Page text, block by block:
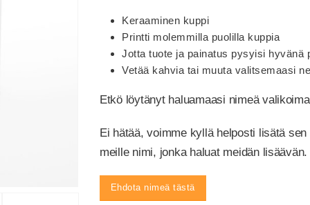
Keraaminen kuppi
Printti molemmilla puolilla kuppia
Jotta tuote ja painatus pysyisi hyvänä
Vetää kahvia tai muuta valitsemaasi
Etkö löytänyt haluamaasi nimeä
Ei hätää, voimme kyllä helposti lisätä
meille nimi, jonka haluat meidän lisäävän.
Ehdota nimeä tästä